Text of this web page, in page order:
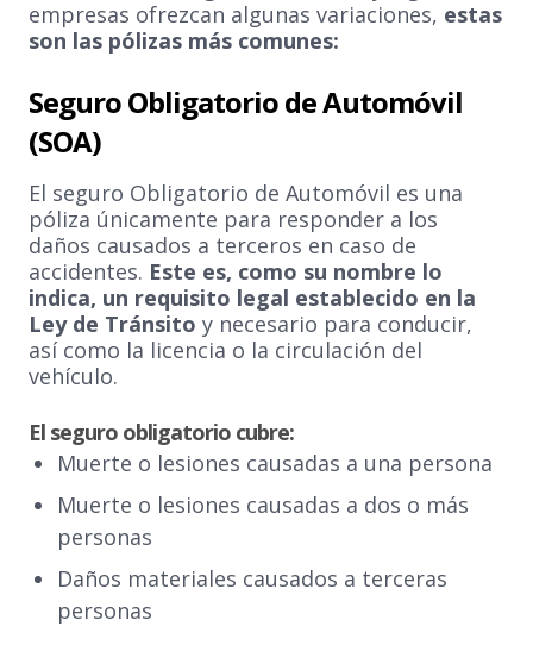
empresas ofrezcan algunas variaciones, estas
son las pólizas más comunes:
Seguro Obligatorio de Automóvil
(SOA)
El seguro Obligatorio de Automóvil es una
póliza únicamente para responder a los
daños causados a terceros en caso de
accidentes. Este es, como su nombre lo
indica, un requisito legal establecido en la
Ley de Tránsito y necesario para conducir,
así como la licencia o la circulación del
vehículo.
El seguro obligatorio cubre:
Muerte o lesiones causadas a una persona
Muerte o lesiones causadas a dos o más
personas
Daños materiales causados a terceras
personas